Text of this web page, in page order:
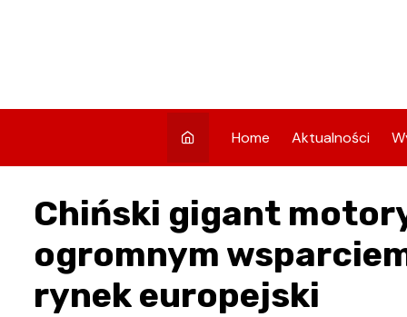
Home Aktualności
Chiński gigant
ogromnym
rynek europejski